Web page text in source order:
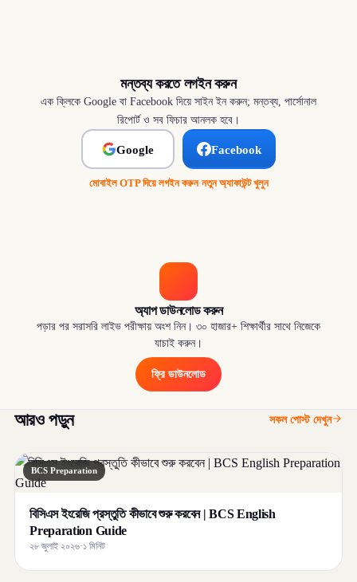
মন্তব্য করতে লগইন করুন
এক ক্লিকে Google বা Facebook দিয়ে সাইন ইন করুন; মন্তব্য, পার্সোনাল
রিপোর্ট ও সব ফিচার আনলক হবে।
Google Facebook
মোবাইল OTP দিয়ে লগইন করুন·নতুন অ্যাকাউন্ট খুলুন
অ্যাপ ডাউনলোড করুন
পড়ার পর সরাসরি লাইভ পরীক্ষায় অংশ নিন। ৩০ হাজার+ শিক্ষার্থীর সাথে নিজেকে
যাচাই করুন।
ফ্রি ডাউনলোড
আরও পড়ুন সকল পোস্ট দেখুন
BCS Preparation
বিসিএস ইংরেজি প্রস্তুতি কীভাবে শুরু করবেন | BCS English
Preparation Guide
২৮ জুলাই ২০২৬·১ মিনিট